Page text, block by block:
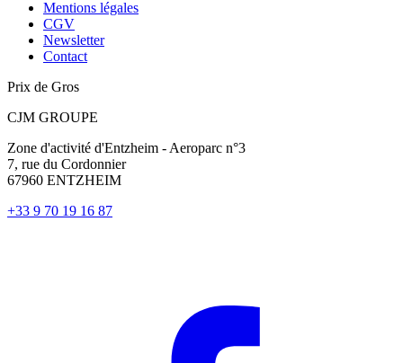
Mentions légales
CGV
Newsletter
Contact
Prix de Gros
CJM GROUPE
Zone d'activité d'Entzheim - Aeroparc n°3
7, rue du Cordonnier
67960 ENTZHEIM
+33 9 70 19 16 87